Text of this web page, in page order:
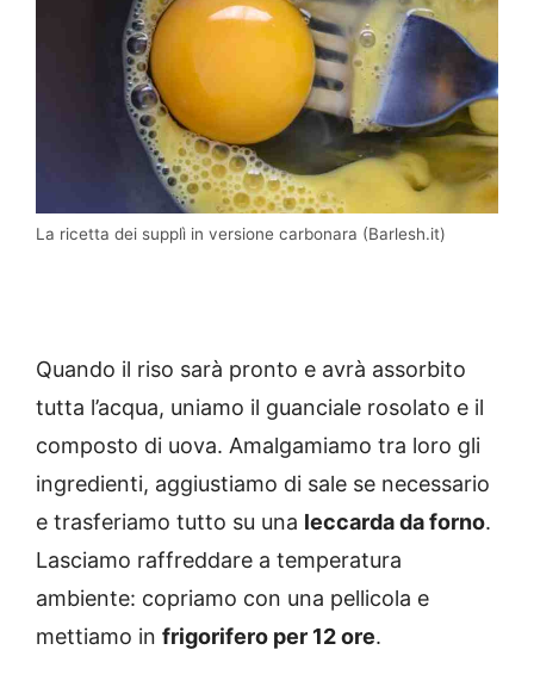
La ricetta dei supplì in versione carbonara (Barlesh.it)
Quando il riso sarà pronto e avrà assorbito
tutta l’acqua, uniamo il guanciale rosolato e il
composto di uova. Amalgamiamo tra loro gli
ingredienti, aggiustiamo di sale se necessario
e trasferiamo tutto su una leccarda da forno.
Lasciamo raffreddare a temperatura
ambiente: copriamo con una pellicola e
mettiamo in frigorifero per 12 ore.